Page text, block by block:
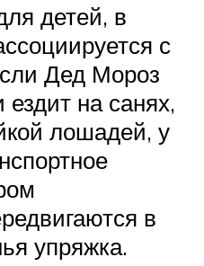
детей, в
с
Дед Мороз
на санях,
лошадей, у
в
упряжка.